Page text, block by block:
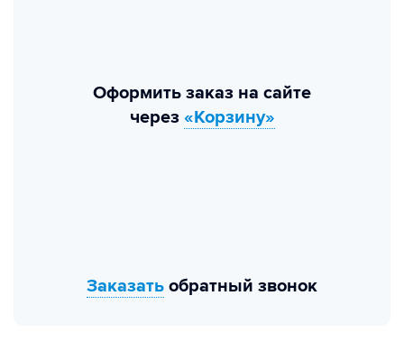
Оформить заказ на сайте
через «Корзину»
Заказать обратный звонок